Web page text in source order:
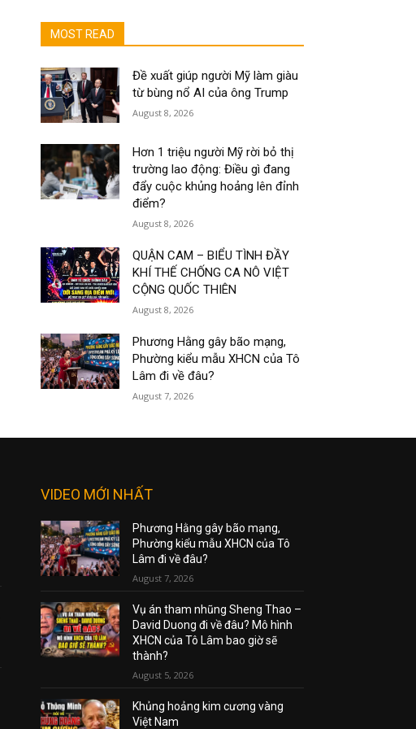
MOST READ
Đề xuất giúp người Mỹ làm giàu
từ bùng nổ AI của ông Trump
August 8, 2026
Hơn 1 triệu người Mỹ rời bỏ thị
trường lao động: Điều gì đang
đẩy cuộc khủng hoảng lên đỉnh
điểm?
August 8, 2026
QUẬN CAM – BIỂU TÌNH ĐẦY
KHÍ THẾ CHỐNG CA NÔ VIỆT
CỘNG QUỐC THIÊN
August 8, 2026
Phương Hằng gây bão mạng,
Phường kiểu mẫu XHCN của Tô
Lâm đi về đâu?
August 7, 2026
VIDEO MỚI NHẤT
Phương Hằng gây bão mạng,
Phường kiểu mẫu XHCN của Tô
Lâm đi về đâu?
August 7, 2026
Vụ án tham nhũng Sheng Thao –
David Duong đi về đâu? Mô hình
XHCN của Tô Lâm bao giờ sẽ
thành?
August 5, 2026
Khủng hoảng kim cương vàng
Việt Nam